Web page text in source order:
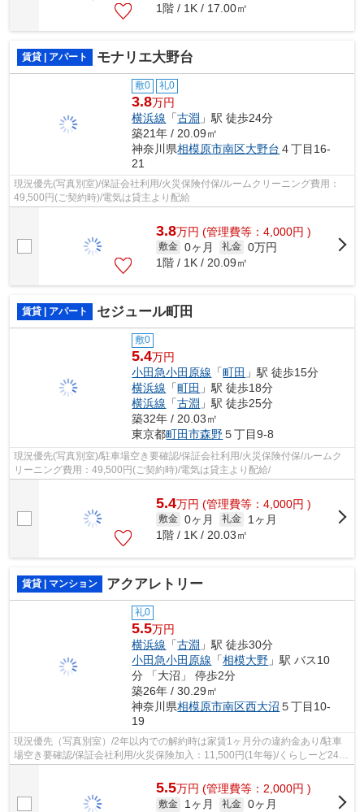
1階 / 1K / 17.00㎡
賃貸 | アパート モナリエ大野台
敷0 礼0
3.8万円
横浜線 「古淵 」駅 徒歩24分
築21年 / 20.09㎡
神奈川県相模原市南区大野台 ４丁目16-
21
現況優先(写真別室)/保証会社利用/火災保険付保/ルームクリーニング費用：
49,500円(ご契約時)/電気は貸主より配給
3.8万円 (管理費等：4,000円 )
敷金 0ヶ月 礼金 0万円
1階 / 1K / 20.09㎡
賃貸 | アパート セジュール町田
敷0
5.4万円
小田急小田原線 「町田 」駅 徒歩15分
横浜線 「町田 」駅 徒歩18分
横浜線 「古淵 」駅 徒歩25分
築32年 / 20.03㎡
東京都町田市森野５丁目9-8
現況優先(写真別室)/駐車場空き要確認/保証会社利用/火災保険付保/ルームク
リーニング費用：49,500円(ご契約時)/電気は貸主より配給/
5.4万円 (管理費等：4,000円 )
敷金 0ヶ月 礼金
1ヶ月
1階 / 1K / 20.03㎡
賃貸 | マンション アクアレトリー
礼0
5.5万円
横浜線 「古淵 」駅 徒歩30分
小田急小田原線 「相模大野 」駅 バス10
分 「大沼」 停歩2分
築26年 / 30.29㎡
神奈川県相模原市南区西大沼 ５丁目10-
19
現況優先（写真別室）/2年以内での解約時は家賃1ヶ月分の違約金あり/駐車
場空き要確認/保証会社利用/火災保険加入：11,500円(1年毎)/くらしーど24加
入：16,500円(2年毎)//更新料なし
5.5万円 (管理費等：2,000円 )
敷金 1ヶ月 礼金 0ヶ月